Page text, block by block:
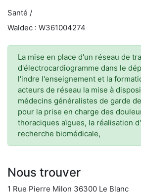
Santé /
Waldec : W361004274
La mise en place d'un réseau de
d'électrocardiogramme dans le
l'indre l'enseignement et la
acteurs de réseau la mise à
médecins généralistes de garde
pour la prise en charge des
thoraciques aïgues, la réalisation
recherche biomédicale,
Nous trouver
1 Rue Pierre Milon 36300 Le Blanc